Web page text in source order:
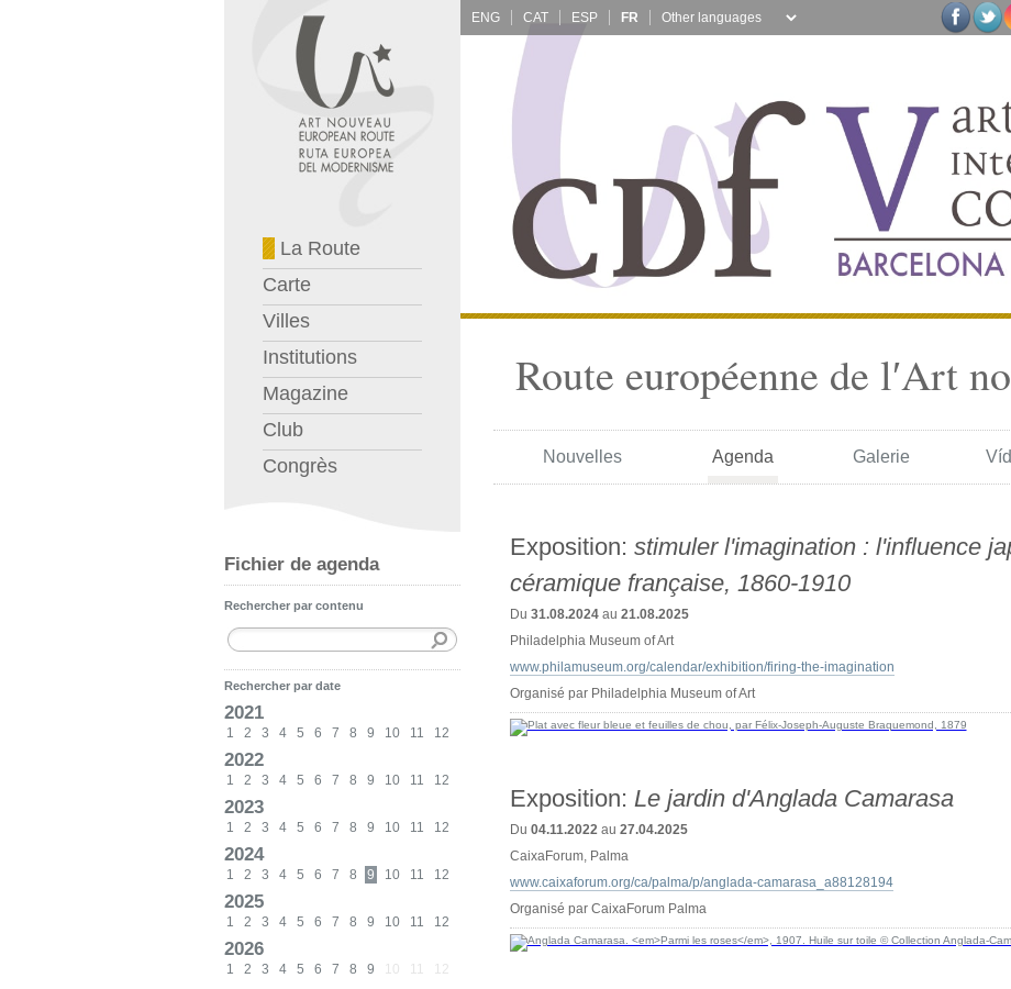
La Route
Carte
Villes
Institutions
Magazine
Club
Congrès
Fichier de agenda
Rechercher par contenu
Rechercher par date
2021
1 2 3 4 5 6 7 8 9 10 11 12
2022
1 2 3 4 5 6 7 8 9 10 11 12
2023
1 2 3 4 5 6 7 8 9 10 11 12
2024
1 2 3 4 5 6 7 8 9 10 11 12
2025
1 2 3 4 5 6 7 8 9 10 11 12
2026
1 2 3 4 5 6 7 8 9 10 11 12
ENG CAT ESP FR
Route européenne de l′Art
Nouvelles Agenda Galerie
Exposition: stimuler l'imagination : l'influence
céramique française, 1860-1910
Du 31.08.2024au 21.08.2025
Philadelphia Museum of Art
www.philamuseum.org/calendar/exhibition/firing-the-imagination
Organisé par Philadelphia Museum of Art
Exposition: Le jardin d'Anglada Camarasa
Du 04.11.2022au 27.04.2025
CaixaForum, Palma
www.caixaforum.org/ca/palma/p/anglada-camarasa_a88128194
Organisé par CaixaForum Palma